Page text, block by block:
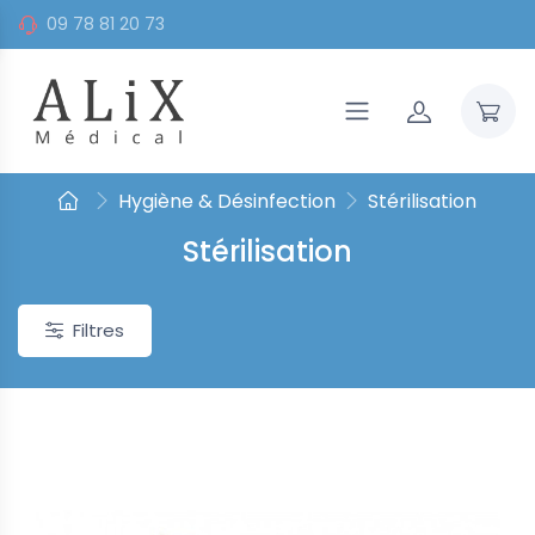
09 78 81 20 73
Hygiène & Désinfection Stérilisation
Stérilisation
Filtres